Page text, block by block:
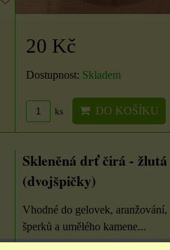
20 Kč
Dostupnost: Skladem
ks DO KOŠÍKU
Skleněná drť čirá - žlutá
(dvojšpičky)
Vhodné do gelovek,
šperků a umělého kamene...